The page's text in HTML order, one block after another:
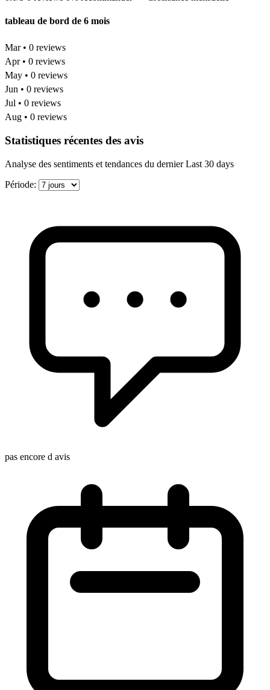
tableau de bord de 6 mois
Mar • 0 reviews
Apr • 0 reviews
May • 0 reviews
Jun • 0 reviews
Jul • 0 reviews
Aug • 0 reviews
Statistiques récentes des avis
Analyse des sentiments et tendances du dernier Last 30 days
Période:
pas encore d avis